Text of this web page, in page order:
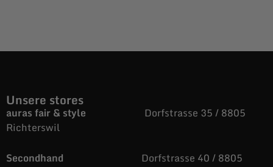
Unsere stores
auras fair & style Dorfstrasse 35 / 8805
Richterswil
Secondhand Dorfstrasse 40 / 8805